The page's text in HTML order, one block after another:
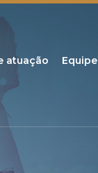
atuação Equipe